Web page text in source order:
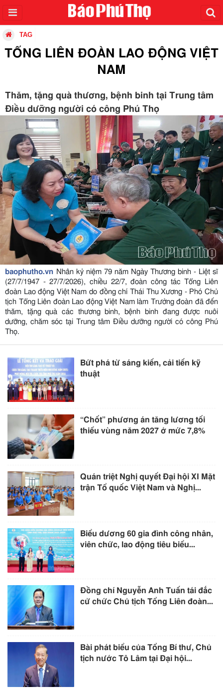
TAG
TỔNG LIÊN ĐOÀN LAO ĐỘNG VIỆT
NAM
Thăm, tặng quà thương, bệnh binh tại Trung tâm
Điều dưỡng người có công Phú Thọ
baophutho.vn Nhân kỷ niệm 79 năm Ngày Thương binh - Liệt sĩ
(27/7/1947 - 27/7/2026), chiều 22/7, đoàn công tác Tổng Liên
đoàn Lao động Việt Nam do đồng chí Thái Thu Xương - Phó Chủ
tịch Tổng Liên đoàn Lao động Việt Nam làm Trưởng đoàn đã đến
thăm, tặng quà các thương binh, bệnh binh đang được nuôi
dưỡng, chăm sóc tại Trung tâm Điều dưỡng người có công Phú
Thọ.
Bứt phá từ sáng kiến, cải tiến kỹ
thuật
“Chốt” phương án tăng lương tối
thiểu vùng năm 2027 ở mức 7,8%
Quán triệt Nghị quyết Đại hội XI Mặt
trận Tổ quốc Việt Nam và Nghị...
Biểu dương 60 gia đình công nhân,
viên chức, lao động tiêu biểu...
Đồng chí Nguyễn Anh Tuấn tái đắc
cử chức Chủ tịch Tổng Liên đoàn...
Bài phát biểu của Tổng Bí thư, Chủ
tịch nước Tô Lâm tại Đại hội...